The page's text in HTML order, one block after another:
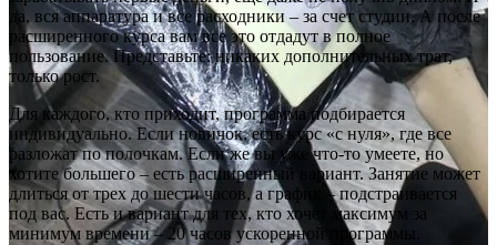
да, вся аппаратура и все расходники – за счет студии. А после
расширенного курса вам все это отдадут в полное
пользование. Представьте: никаких дополнительных трат,
только рост.
Для каждого, кто приходит, программа подбирается
индивидуально. Если новичок, есть курс «с нуля», где все
разложат по полочкам. Если же вы уже что-то умеете, но
хотите большего – есть расширенный вариант. Занятие может
длиться от трех до шести часов, а график – подстраивается
под вас. Есть и вариант для тех, кто хочет максимум за
минимум времени – 20 часов ускоренной программы.